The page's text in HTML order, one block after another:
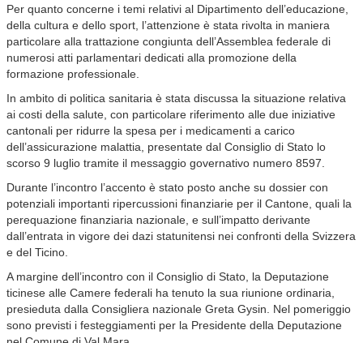
Per quanto concerne i temi relativi al Dipartimento dell’educazione,
della cultura e dello sport, l’attenzione è stata rivolta in maniera
particolare alla trattazione congiunta dell’Assemblea federale di
numerosi atti parlamentari dedicati alla promozione della
formazione professionale.
In ambito di politica sanitaria è stata discussa la situazione relativa
ai costi della salute, con particolare riferimento alle due iniziative
cantonali per ridurre la spesa per i medicamenti a carico
dell’assicurazione malattia, presentate dal Consiglio di Stato lo
scorso 9 luglio tramite il messaggio governativo numero 8597.
Durante l’incontro l’accento è stato posto anche su dossier con
potenziali importanti ripercussioni finanziarie per il Cantone, quali la
perequazione finanziaria nazionale, e sull’impatto derivante
dall’entrata in vigore dei dazi statunitensi nei confronti della Svizzera
e del Ticino.
A margine dell’incontro con il Consiglio di Stato, la Deputazione
ticinese alle Camere federali ha tenuto la sua riunione ordinaria,
presieduta dalla Consigliera nazionale Greta Gysin. Nel pomeriggio
sono previsti i festeggiamenti per la Presidente della Deputazione